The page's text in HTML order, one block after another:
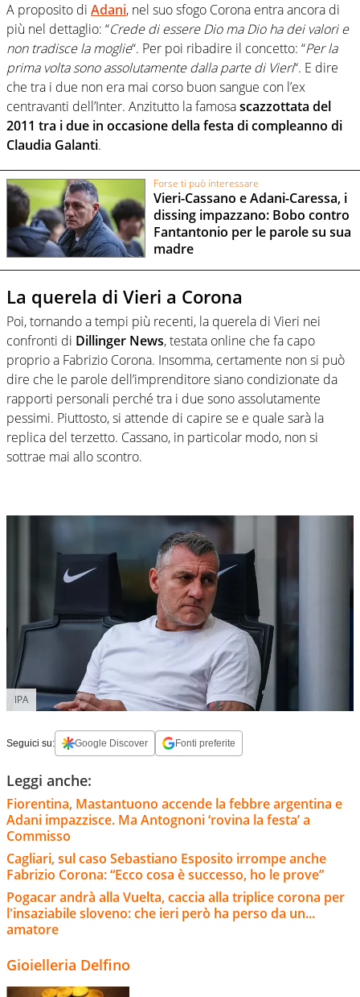
A proposito di Adani, nel suo sfogo Corona entra ancora di
più nel dettaglio: “Crede di essere Dio ma Dio ha dei valori e
non tradisce la moglie“. Per poi ribadire il concetto: “Per la
prima volta sono assolutamente dalla parte di Vieri“. E dire
che tra i due non era mai corso buon sangue con l’ex
centravanti dell’Inter. Anzitutto la famosascazzottata del
2011 tra i due in occasione della festa di compleanno di
Claudia Galanti.
Forse ti può interessare
Vieri-Cassano e Adani-Caressa, i
dissing impazzano: Bobo contro
Fantantonio per le parole su sua
madre
La querela di Vieri a Corona
Poi, tornando a tempi più recenti, la querela di Vieri nei
confronti di Dillinger News, testata online che fa capo
proprio a Fabrizio Corona. Insomma, certamente non si può
dire che le parole dell’imprenditore siano condizionate da
rapporti personali perché tra i due sono assolutamente
pessimi. Piuttosto, si attende di capire se e quale sarà la
replica del terzetto. Cassano, in particolar modo, non si
sottrae mai allo scontro.
IPA
Seguici su: Google Discover Fonti preferite
Leggi anche:
Fiorentina, Mastantuono accende la febbre argentina e
Adani impazzisce. Ma Antognoni ‘rovina la festa’ a
Commisso
Cagliari, sul caso Sebastiano Esposito irrompe anche
Fabrizio Corona: “Ecco cosa è successo, ho le prove”
Pogacar andrà alla Vuelta, caccia alla triplice corona per
l'insaziabile sloveno: che ieri però ha perso da un...
amatore
Gioielleria Delfino